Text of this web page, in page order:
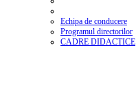
Echipa de conducere
Programul directorilor
CADRE DIDACTICE